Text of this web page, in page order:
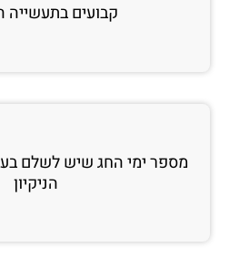
קבועים בתעשייה
מספר ימי החג שיש לשלם
הניקיון